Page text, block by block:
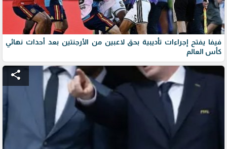
فيفا يفتح إجراءات تأديبية بحق لاعبين من الأرجنتين بعد أحداث نهائي
كأس العالم
share